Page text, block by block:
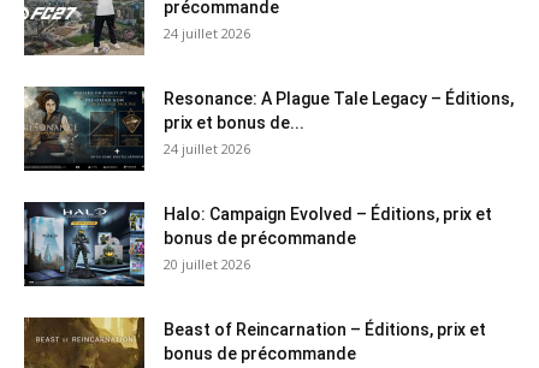
précommande
24 juillet 2026
Resonance: A Plague Tale Legacy – Éditions,
prix et bonus de...
24 juillet 2026
Halo: Campaign Evolved – Éditions, prix et
bonus de précommande
20 juillet 2026
Beast of Reincarnation – Éditions, prix et
bonus de précommande